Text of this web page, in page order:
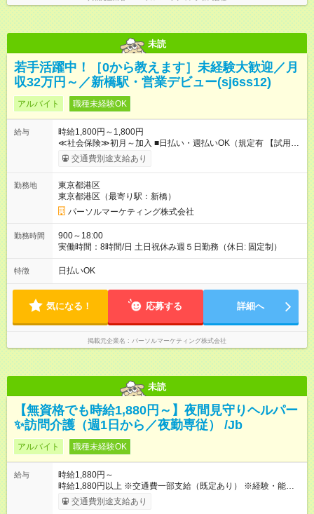
未読
若手活躍中！［0から教えます］未経験大歓迎／月
収32万円～／新橋駅・営業デビュー(sj6ss12)
アルバイト 職種未経験OK
給与
時給1,800円～1,800円
≪社会保険≫初月～加入 ■日払い・週払いOK（規定有 【試用期
間】試用期間なし
交通費別途支給あり
勤務地
東京都港区
東京都港区（最寄り駅：新橋）
パーソルマーケティング株式会社
勤務時間
900～18:00
実働時間：8時間/日 土日祝休み週５日勤務（休日: 固定制）
特徴 日払いOK
気になる！ 応募する 詳細へ
掲載元企業名 パーソルマーケティング株式会社
未読
【無資格でも時給1,880円～】夜間見守りヘルパー
✨訪問介護（週1日から／夜勤専従） /Jb
アルバイト 職種未経験OK
給与
時給1,880円～
時給1,880円以上 ※交通費一部支給（既定あり） ※経験・能力を
考慮して決定します 【収入例】 週1回勤務の場合：1,880円×8時
間×4回=6万0,160円 週3回勤務の場合：1,880円×8時間×12回
交通費別途支給あり